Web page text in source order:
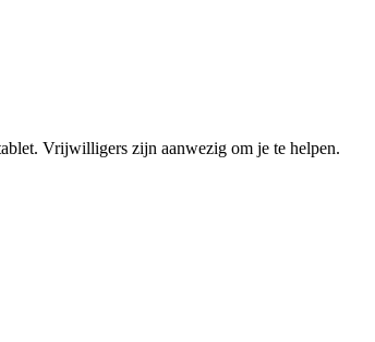
Vrijwilligers zijn aanwezig om je te helpen.